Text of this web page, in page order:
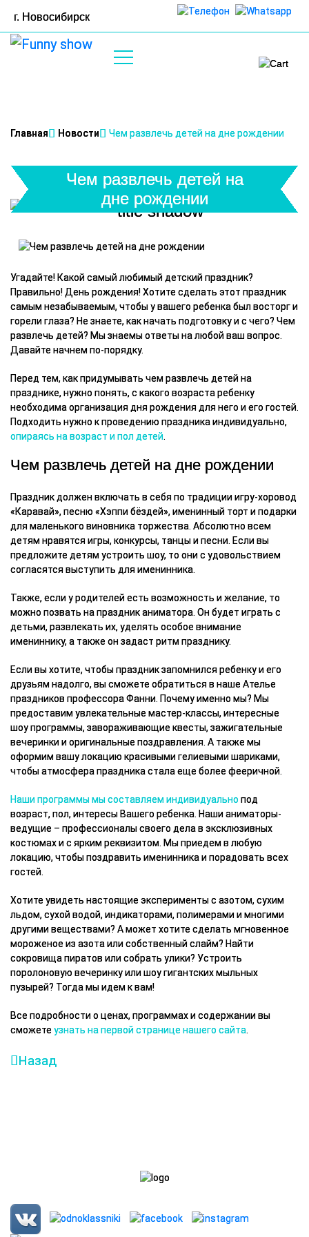
г. Новосибирск
Главная Новости Чем развлечь детей на дне рождении
Чем развлечь детей на
дне рождении
Угадайте! Какой самый любимый детский праздник?
Правильно! День рождения! Хотите сделать этот праздник
самым незабываемым, чтобы у вашего ребенка был восторг и
горели глаза? Не знаете, как начать подготовку и с чего? Чем
развлечь детей? Мы знаемы ответы на любой ваш вопрос.
Давайте начнем по-порядку.
Перед тем, как придумывать чем развлечь детей на
празднике, нужно понять, с какого возраста ребенку
необходима организация дня рождения для него и его гостей.
Подходить нужно к проведению праздника индивидуально,
опираясь на возраст и пол детей
Чем развлечь детей на дне рождении
Праздник должен включать в себя по традиции игру-хоровод
«Каравай», песню «Хэппи бёздей», именинный торт и подарки
для маленького виновника торжества. Абсолютно всем
детям нравятся игры, конкурсы, танцы и песни. Если вы
предложите детям устроить шоу, то они с удовольствием
согласятся выступить для именинника.
Также, если у родителей есть возможность и желание, то
можно позвать на праздник аниматора. Он будет играть с
детьми, развлекать их, уделять особое внимание
имениннику, а также он задаст ритм празднику.
Если вы хотите, чтобы праздник запомнился ребенку и его
друзьям надолго, вы сможете обратиться в наше Ателье
праздников профессора Фанни. Почему именно мы? Мы
предоставим увлекательные мастер-классы, интересные
шоу программы, завораживающие квесты, зажигательные
вечеринки и оригинальные поздравления. А также мы
оформим вашу локацию красивыми гелиевыми шариками,
чтобы атмосфера праздника стала еще более фееричной.
Наши программы мы составляем индивидуально под
возраст, пол, интересы Вашего ребенка. Наши аниматоры-
ведущие – профессионалы своего дела в эксклюзивных
костюмах и с ярким реквизитом. Мы приедем в любую
локацию, чтобы поздравить именинника и порадовать всех
гостей.
Хотите увидеть настоящие эксперименты с азотом, сухим
льдом, сухой водой, индикаторами, полимерами и многими
другими веществами? А может хотите сделать мгновенное
мороженое из азота или собственный слайм? Найти
сокровища пиратов или собрать улики? Устроить
поролоновую вечеринку или шоу гигантских мыльных
пузырей? Тогда мы идем к вам!
Все подробности о ценах, программах и содержании вы
сможете узнать на первой странице нашего сайта
Назад